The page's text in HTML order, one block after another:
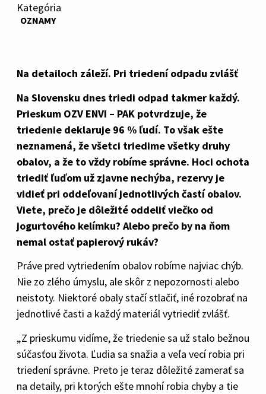
Kategória
OZNAMY
Na detailoch záleží. Pri triedení odpadu zvlášť
Na Slovensku dnes triedi odpad takmer každý.
Prieskum OZV ENVI – PAK potvrdzuje, že
triedenie deklaruje 96 % ľudí. To však ešte
neznamená, že všetci triedime všetky druhy
obalov, a že to vždy robíme správne. Hoci ochota
triediť ľuďom už zjavne nechýba, rezervy je
vidieť pri oddeľovaní jednotlivých častí obalov.
Viete, prečo je dôležité oddeliť viečko od
jogurtového kelímku? Alebo prečo by na ňom
nemal ostať papierový rukáv?
Práve pred vytriedením obalov robíme najviac chýb.
Nie zo zlého úmyslu, ale skôr z nepozornosti alebo
neistoty. Niektoré obaly stačí stlačiť, iné rozobrať na
jednotlivé časti a každý materiál vytriediť zvlášť.
„Z prieskumu vidíme, že triedenie sa už stalo bežnou
súčasťou života. Ľudia sa snažia a veľa vecí robia pri
triedení správne. Preto je teraz dôležité zamerať sa
na detaily, pri ktorých ešte mnohí robia chyby a tie